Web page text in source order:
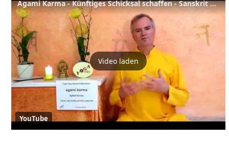
Agami Karma - Künftiges Schicksal schaffen - Sanskrit Lexikon
Video laden
YouTube